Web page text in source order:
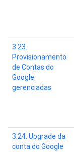
3.23.
Provisionamento
de Contas do
Google
gerenciadas
3.24. Upgrade da
conta do Google